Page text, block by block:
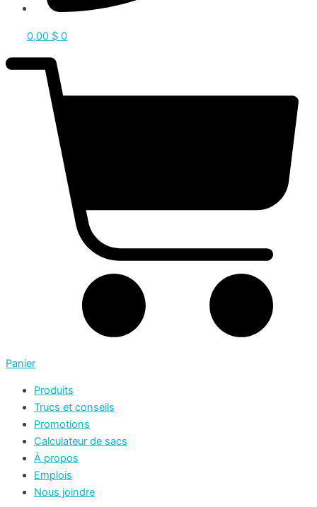
0,00 $ 0
Panier
Produits
Trucs et conseils
Promotions
Calculateur de sacs
À propos
Emplois
Nous joindre